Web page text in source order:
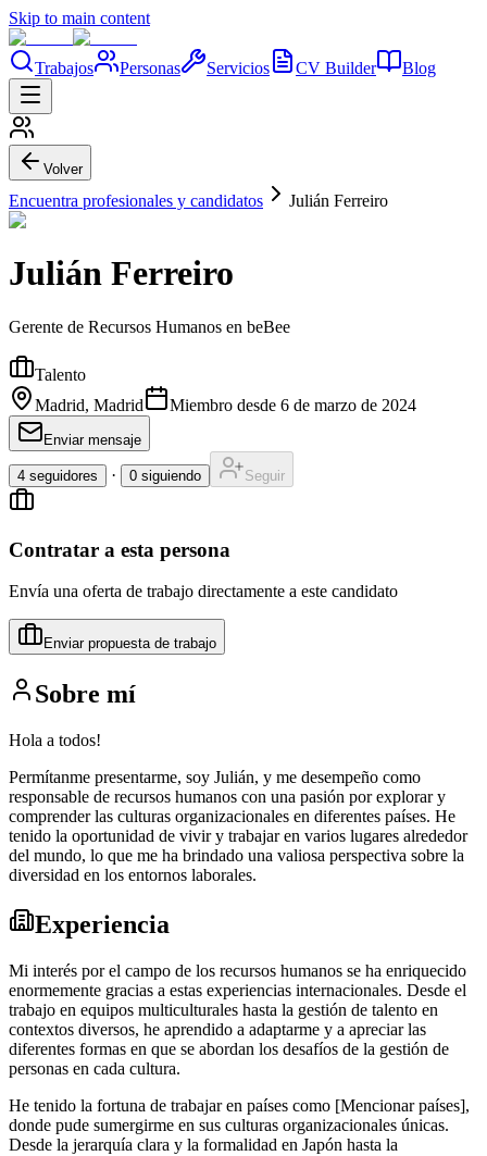
Skip to main content
Trabajos Personas Servicios CV Builder Blog
Volver
Encuentra profesionales y candidatos Julián Ferreiro
Julián Ferreiro
Gerente de Recursos Humanos en beBee
Talento
Madrid, Madrid
Miembro desde 6 de marzo de 2024
Enviar mensaje
4 seguidores · 0 siguiendo Seguir
Contratar a esta persona
Envía una oferta de trabajo directamente a este candidato
Enviar propuesta de trabajo
Sobre mí
Hola a todos!
Permítanme presentarme, soy Julián, y me desempeño como
responsable de recursos humanos con una pasión por explorar y
comprender las culturas organizacionales en diferentes países. He
tenido la oportunidad de vivir y trabajar en varios lugares alrededor
del mundo, lo que me ha brindado una valiosa perspectiva sobre la
diversidad en los entornos laborales.
Experiencia
Mi interés por el campo de los recursos humanos se ha enriquecido
enormemente gracias a estas experiencias internacionales. Desde el
trabajo en equipos multiculturales hasta la gestión de talento en
contextos diversos, he aprendido a adaptarme y a apreciar las
diferentes formas en que se abordan los desafíos de la gestión de
personas en cada cultura.
He tenido la fortuna de trabajar en países como [Mencionar países],
donde pude sumergirme en sus culturas organizacionales únicas.
Desde la jerarquía clara y la formalidad en Japón hasta la